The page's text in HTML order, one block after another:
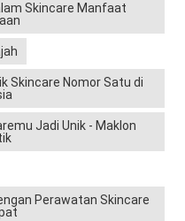
Skincare Manfaat
Skincare Nomor Satu di
Jadi Unik - Maklon
Perawatan Skincare